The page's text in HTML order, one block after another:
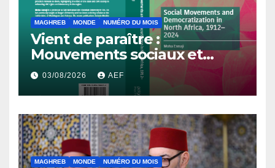
MAGHREB MONDE NUMÉRO DU MOIS
Vient de paraître :
Mouvements sociaux et
démocratisation en Afrique
du Nord, 1912-2024
03/08/2026 AEF
MAGHREB MONDE NUMÉRO DU MOIS